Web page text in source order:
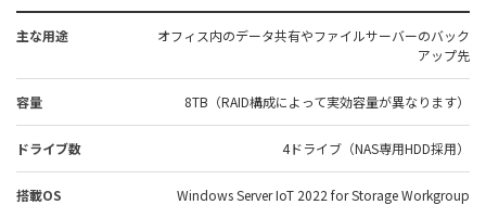
主な用途
オフィス内のデータ共有やファイルサーバーのバック
アップ先
容量 8TB（RAID構成によって実効容量が異なります）
ドライブ数 4ドライブ（NAS専用HDD採用）
搭載OS Windows Server IoT 2022 for Storage Workgroup